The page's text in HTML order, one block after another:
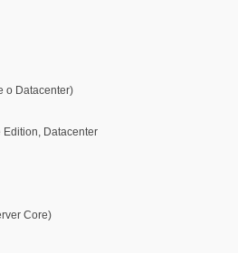
o Datacenter)
Datacenter
Core)